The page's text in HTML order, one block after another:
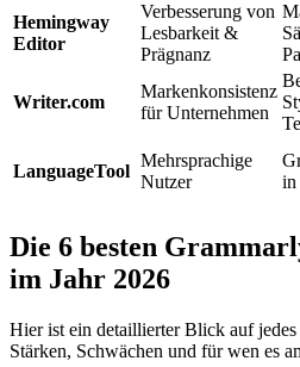
Hemingway
Editor
Verbesserung von
Lesbarkeit &
Prägnanz
Writer.com
Markenkonsistenz
für Unternehmen
LanguageTool
Mehrsprachige
Nutzer
in
Die 6 besten
im Jahr 2026
Hier ist ein detaillierter Blick auf
Stärken, Schwächen und für wen es